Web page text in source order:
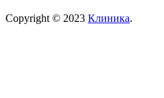
Copyright © 2023 Клиника.